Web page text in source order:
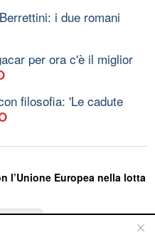
i due romani
per ora c'è il miglior
filosofia: 'Le cadute
l’Unione Europea nella lotta